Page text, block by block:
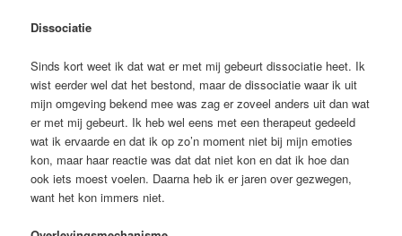
Dissociatie
Sinds kort weet ik dat wat er met mij gebeurt dissociatie heet. Ik
wist eerder wel dat het bestond, maar de dissociatie waar ik uit
mijn omgeving bekend mee was zag er zoveel anders uit dan wat
er met mij gebeurt. Ik heb wel eens met een therapeut gedeeld
wat ik ervaarde en dat ik op zo’n moment niet bij mijn emoties
kon, maar haar reactie was dat dat niet kon en dat ik hoe dan
ook iets moest voelen. Daarna heb ik er jaren over gezwegen,
want het kon immers niet.